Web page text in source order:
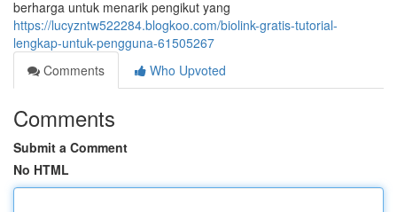
berharga untuk menarik pengikut yang
https://lucyzntw522284.blogkoo.com/biolink-gratis-tutorial-
lengkap-untuk-pengguna-61505267
Comments
Who Upvoted
Comments
Submit a Comment
No HTML